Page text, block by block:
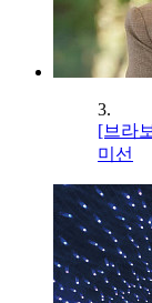
3.
[브라
미선